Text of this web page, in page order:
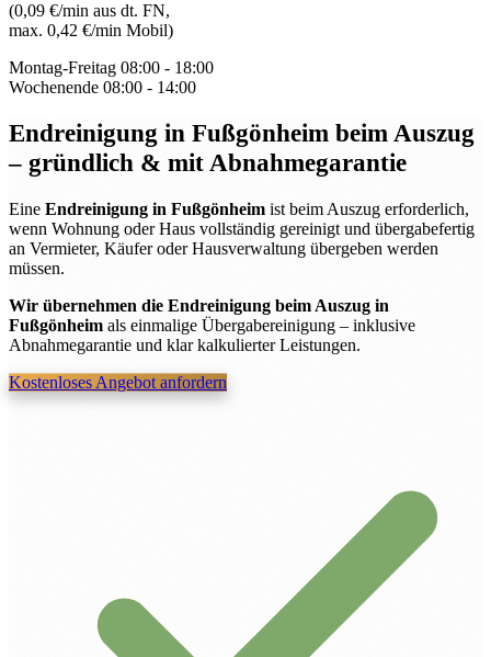
(0,09 €/min aus dt. FN,
max. 0,42 €/min Mobil)
Montag-Freitag 08:00 - 18:00
Wochenende 08:00 - 14:00
Endreinigung in Fußgönheim beim Auszug
– gründlich & mit Abnahmegarantie
Eine Endreinigung in Fußgönheim ist beim Auszug erforderlich,
wenn Wohnung oder Haus vollständig gereinigt und übergabefertig
an Vermieter, Käufer oder Hausverwaltung übergeben werden
müssen.
Wir übernehmen die Endreinigung beim Auszug in
Fußgönheim als einmalige Übergabereinigung – inklusive
Abnahmegarantie und klar kalkulierter Leistungen.
Kostenloses Angebot anfordern